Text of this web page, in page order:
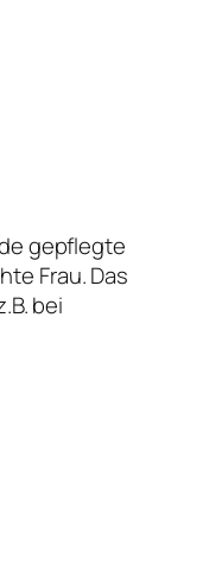
gepflegte
Frau. Das
bei